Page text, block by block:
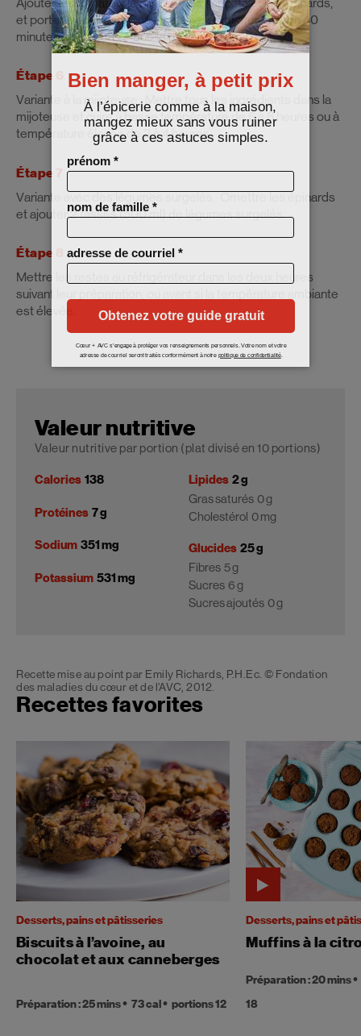
et porter à ébullition. Couvrir et laisser mijoter environ 40
minutes ou jusqu’à ce que le riz soit tendre.
Étape 6
Variante à la mijoteuse : Mettre tous les ingrédients dans la
mijoteuse et cuire à basse température de 6 à 8 heures ou à
température élevée de 3 à 4 heures.
Étape 7
Variante avec des légumes surgelés : Omettre les épinards
et ajouter 2 tasses (500 ml) de légumes surgelés.
Étape 8
Mettre les restes au réfrigérateur dans les deux heures
suivant leur préparation, ou avant si la température ambiante
est élevée.
Valeur nutritive
Valeur nutritive par portion (plat divisé en 10 portions)
Calories 138
Protéines 7 g
Sodium 351 mg
Potassium 531 mg
Lipides 2 g
Gras saturés 0 g
Cholestérol 0 mg
Glucides 25 g
Fibres 5 g
Sucres 6 g
Sucres ajoutés 0 g
Recette mise au point par Emily Richards, P.H.Ec. © Fondation
des maladies du cœur et de l’AVC, 2012.
Recettes favorites
Desserts, pains et pâtisseries
Biscuits à l’avoine, au
chocolat et aux canneberges
Préparation : 25 mins 73 cal portions 12
Desserts, pains et
Muffins à la
Préparation : 20 mins
18